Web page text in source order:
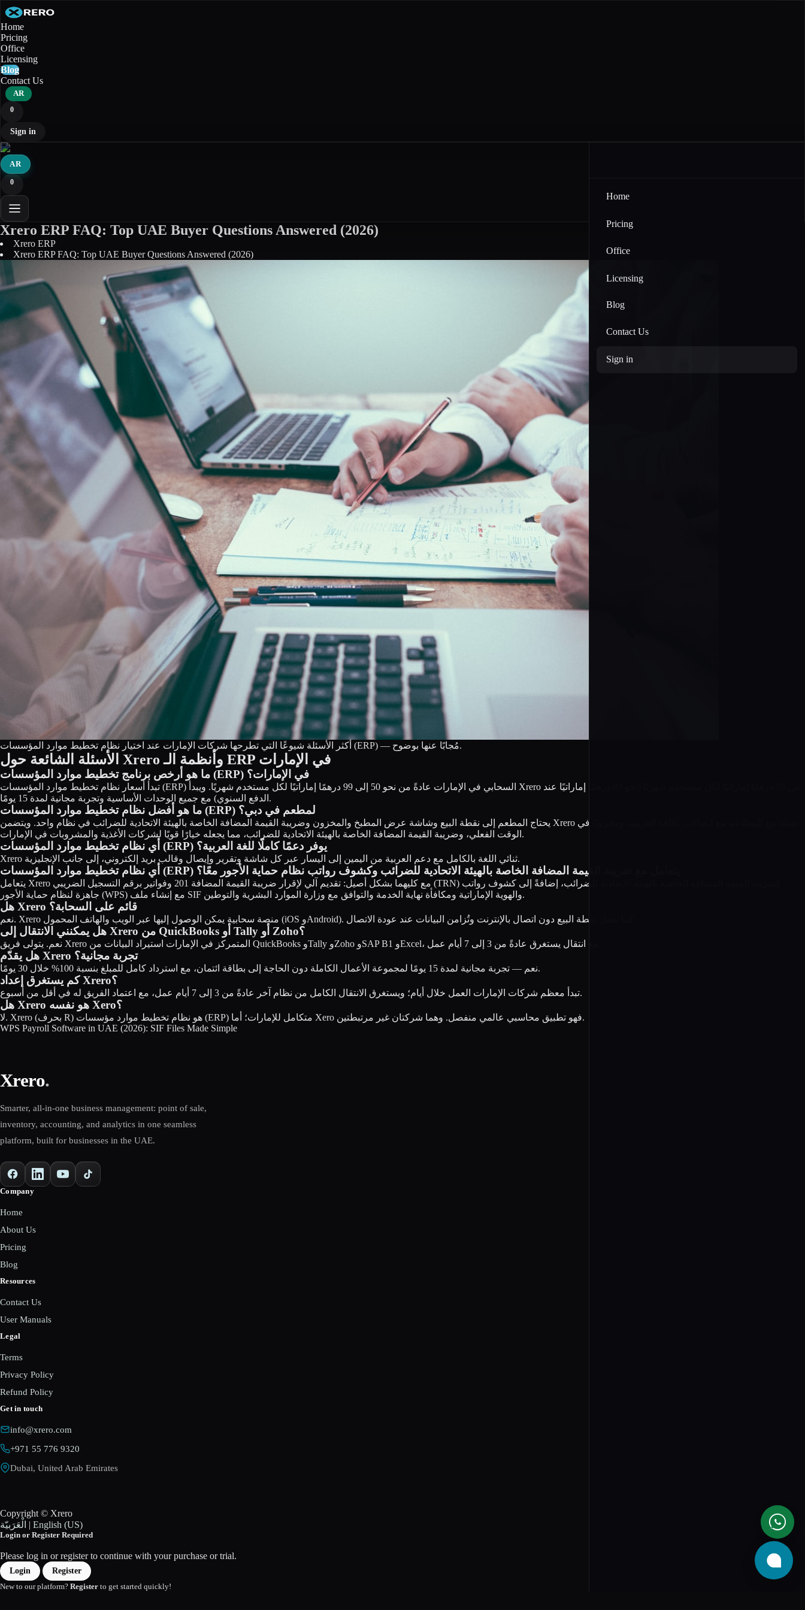
Home
Pricing
Office
Licensing
Blog
Contact Us
AR
0
Sign in
AR
0
Home
Pricing
Office
Licensing
Blog
Contact Us
Sign in
Xrero ERP FAQ: Top UAE Buyer Questions Answered (2026)
Xrero ERP
Xrero ERP FAQ: Top UAE Buyer Questions Answered (2026)
أكثر الأسئلة شيوعًا التي تطرحها شركات الإمارات عند اختيار نظام تخطيط موارد المؤسسات (ERP) — مُجابًا عنها بوضوح.
الأسئلة الشائعة حول Xrero وأنظمة الـ ERP في الإمارات
ما هو أرخص برنامج تخطيط موارد المؤسسات (ERP) في الإمارات؟
تبدأ أسعار نظام تخطيط موارد المؤسسات (ERP) السحابي في الإمارات عادةً من نحو 50 إلى 99 درهمًا إماراتيًا لكل مستخدم شهريًا. ويبدأ Xrero من 99 درهمًا إماراتيًا لكل مستخدم شهريًا (نحو 83 درهمًا إماراتيًا عند
الدفع السنوي) مع جميع الوحدات الأساسية وتجربة مجانية لمدة 15 يومًا.
ما هو أفضل نظام تخطيط موارد المؤسسات (ERP) لمطعم في دبي؟
يحتاج المطعم إلى نقطة البيع وشاشة عرض المطبخ والمخزون وضريبة القيمة المضافة الخاصة بالهيئة الاتحادية للضرائب في نظام واحد. ويتضمن Xrero نقطة بيع للمطاعم مع إيصالات باللغة العربية، ومخزونًا في
الوقت الفعلي، وضريبة القيمة المضافة الخاصة بالهيئة الاتحادية للضرائب، مما يجعله خيارًا قويًا لشركات الأغذية والمشروبات في الإمارات.
أي نظام تخطيط موارد المؤسسات (ERP) يوفر دعمًا كاملًا للغة العربية؟
Xrero ثنائي اللغة بالكامل مع دعم العربية من اليمين إلى اليسار عبر كل شاشة وتقرير وإيصال وقالب بريد إلكتروني، إلى جانب الإنجليزية.
أي نظام تخطيط موارد المؤسسات (ERP) يتعامل مع ضريبة القيمة المضافة الخاصة بالهيئة الاتحادية للضرائب وكشوف رواتب نظام حماية الأجور معًا؟
يتعامل Xrero مع كليهما بشكل أصيل: تقديم آلي لإقرار ضريبة القيمة المضافة 201 وفواتير برقم التسجيل الضريبي (TRN) لضريبة القيمة المضافة الخاصة بالهيئة الاتحادية للضرائب، إضافةً إلى كشوف رواتب
جاهزة لنظام حماية الأجور (WPS) مع إنشاء ملف SIF والهوية الإماراتية ومكافأة نهاية الخدمة والتوافق مع وزارة الموارد البشرية والتوطين.
هل Xrero قائم على السحابة؟
هل يمكنني الانتقال إلى Xrero من QuickBooks أو Tally أو Zoho؟
هل يقدّم Xrero تجربة مجانية؟
نعم — تجربة مجانية لمدة 15 يومًا لمجموعة الأعمال الكاملة دون الحاجة إلى بطاقة ائتمان، مع استرداد كامل للمبلغ بنسبة 100% خلال 30 يومًا.
كم يستغرق إعداد Xrero؟
تبدأ معظم شركات الإمارات العمل خلال أيام؛ ويستغرق الانتقال الكامل من نظام آخر عادةً من 3 إلى 7 أيام عمل، مع اعتماد الفريق له في أقل من أسبوع.
هل Xrero هو نفسه Xero؟
لا. Xrero (بحرف R) هو نظام تخطيط موارد مؤسسات (ERP) متكامل للإمارات؛ أما Xero فهو تطبيق محاسبي عالمي منفصل. وهما شركتان غير مرتبطتين.
WPS Payroll Software in UAE (2026): SIF Files Made Simple
Xrero.
Smarter, all-in-one business management: point of sale,
inventory, accounting, and analytics in one seamless
platform, built for businesses in the UAE.
Company
Home
About Us
Pricing
Blog
Resources
Contact Us
User Manuals
Legal
Terms
Privacy Policy
Refund Policy
Get in touch
info@xrero.com
+971 55 776 9320
Dubai, United Arab Emirates
Copyright © Xrero
الْعَرَبيّة | English (US)
Login or Register Required
Please log in or register to continue with your purchase or trial.
Login
Register
New to our platform? Register to get started quickly!